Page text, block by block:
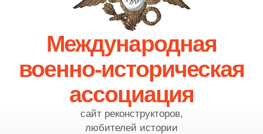
Международная
военно-историческая
ассоциация
сайт реконструкторов,
любителей истории